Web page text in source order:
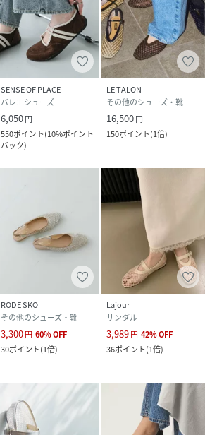
SENSE OF PLACE
バレエシューズ
6,050円
550ポイント(10%ポイント
バック)
LE TALON
その他のシューズ・靴
16,500円
150ポイント(1倍)
RODE SKO
その他のシューズ・靴
3,300円 60%OFF
30ポイント(1倍)
Lajour
サンダル
3,989円 42%OFF
36ポイント(1倍)